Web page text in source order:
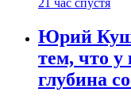
21 час спустя
Юрий
тем, что у
глубина